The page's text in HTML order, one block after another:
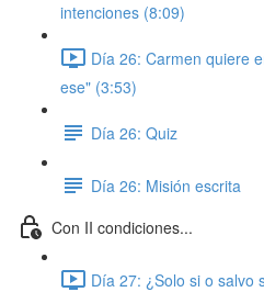
intenciones (8:09)
Día 26: Carmen quiere
ese" (3:53)
Día 26: Quiz
Día 26: Misión escrita
Con II condiciones...
Día 27: ¿Solo si o salvo